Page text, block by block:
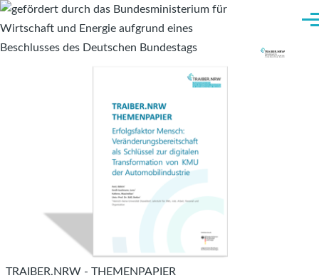
Direkt zum Inhalt
TRAIBER.NRW - THEMENPAPIER